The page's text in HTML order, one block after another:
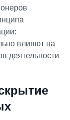
влияют на
деятельности